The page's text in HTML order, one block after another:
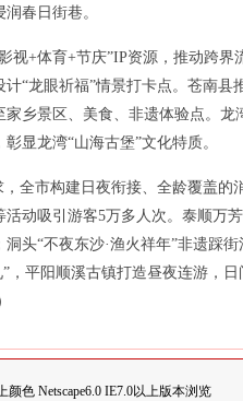
春日街巷。
视+体育+节庆”IP资源，推动跨
计“龙眼祈福”情景打卡点。苍南
乡景区、美食、非遗体验点。
显龙湾“山海古堡”文化特质。
，全市构建日夜衔接、全龄覆盖
动吸引游客5万多人次。泰顺万
头“不夜东沙·渔火祥年”非遗踩
”，平阳顺溪古镇打造昼夜连游，
色 Netscape6.0 IE7.0以上版本浏览